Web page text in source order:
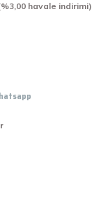
havale indirimi)